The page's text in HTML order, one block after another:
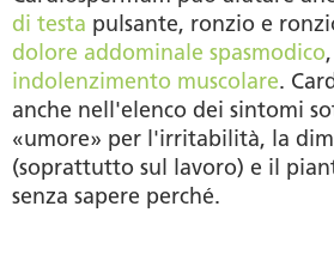
di testa pulsante, ronzio e
dolore addominale spasmodico
indolenzimento muscolare.
anche nell'elenco dei sintomi
«umore» per l'irritabilità, la
(soprattutto sul lavoro) e il
senza sapere perché.